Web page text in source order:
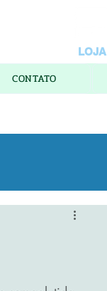
LOJA
CONTATO